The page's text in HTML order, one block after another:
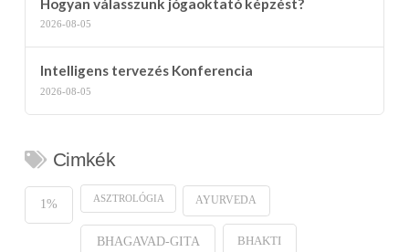
2026-08-05
Intelligens tervezés Konferencia
2026-08-05
Cimkék
1% ASZTROLÓGIA AYURVEDA
BHAGAVAD-GITA BHAKTI